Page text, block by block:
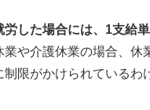
した場合には、1支給
や介護休業の場合、休
限がかけられているわ